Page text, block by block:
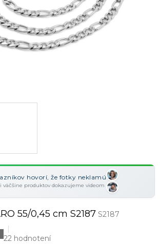
hovorí, že fotky neklamú
väčšine produktov dokazujeme videom
55/0,45 cm S2187 S2187
22 hodnotení